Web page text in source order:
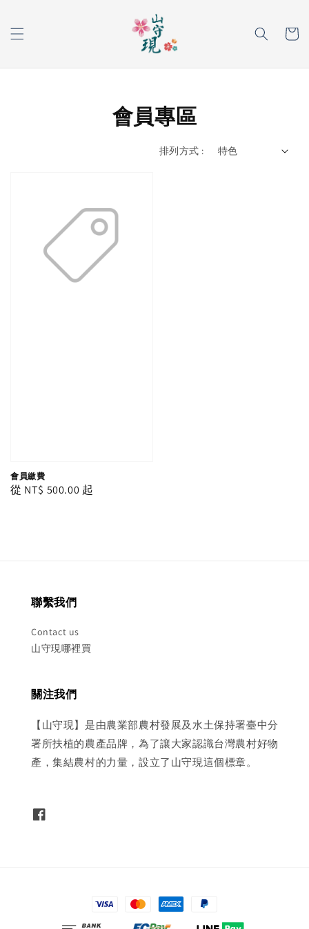
會員專區
排列方式 :
會員繳費
Regular
從 NT$ 500.00 起
聯繫我們
Contact us
山守現哪裡買
關注我們
【山守現】是由農業部農村發展及水土保持署臺中分
署所扶植的農產品牌，為了讓大家認識台灣農村好物
產，集結農村的力量，設立了山守現這個標章。